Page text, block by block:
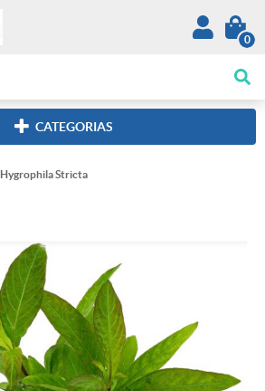
0
CATEGORIAS
Hygrophila Stricta